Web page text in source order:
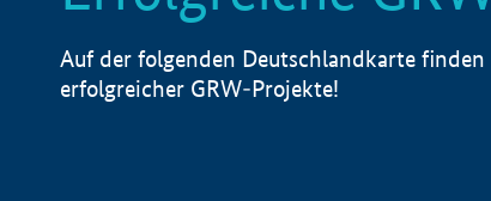
Auf der folgenden Deutschlandkarte finden
erfolgreicher GRW-Projekte!